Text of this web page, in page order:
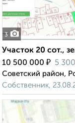
3
Участок 20 сот.,
10 500 000 ₽ 5 300
Советский район,
Собственник,